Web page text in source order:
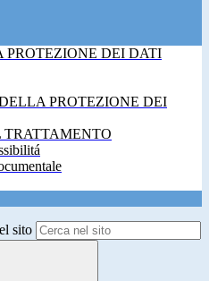
PROTEZIONE DEI DATI
PROTEZIONE DEI
sito